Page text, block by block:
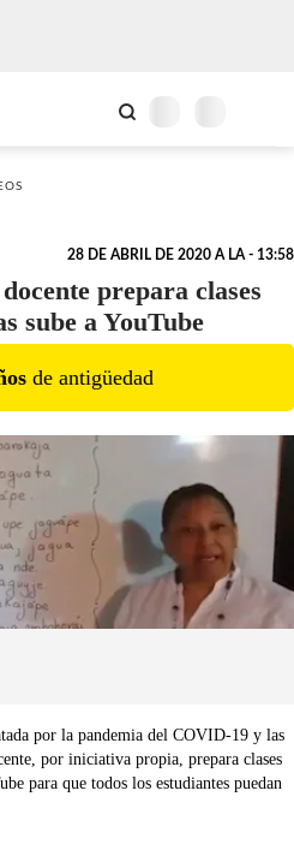
28 DE ABRIL DE 2020 A LA - 13:58
prepara clases
sube a YouTube
s de antigüedad
por la pandemia del COVID-19 y las
por iniciativa propia, prepara clases
para que todos los estudiantes puedan